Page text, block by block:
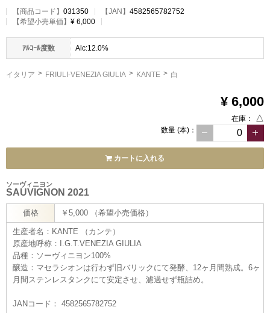
【商品コード】 031350 【JAN】 4582565782752
【希望小売単価】 ¥ 6,000
ｱﾙｺｰﾙ度数 Alc:12.0%
イタリア FRIULI-VENEZIA GIULIA KANTE 白
¥ 6,000
在庫： △
数量 (本) ：
カートに入れる
ソーヴィニヨン
SAUVIGNON 2021
価格 ￥5,000 （希望小売価格）
生産者名：KANTE （カンテ）
原産地呼称：I.G.T.VENEZIA GIULIA
品種：ソーヴィニヨン100%
醸造：マセラシオンは行わず旧バリックにて発酵、12ヶ月間熟成。6ヶ
月間ステンレスタンクにて安定させ、濾過せず瓶詰め。
JANコード： 4582565782752